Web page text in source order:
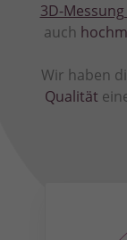
3D-
auch
Wir haben
Qualität